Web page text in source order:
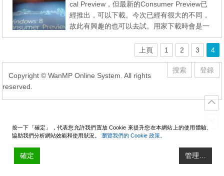
性分數。從下表所見，Lenovo得分達 281，
比起第二位的Toshiba高近10...
cal Preview，但最新的Consumer Preview已
經推出，可以下載。今次已經有很大的不同，
故此有興趣的也可以去試。用家下載時會是一
個EXE檔案，其後可按指示製作可啟動的光碟
或手指，安裝頗方便。 下載：http://go.micro
soft.com/fwlink/?LinkId=242045 Windows 8
Consumer Preview Setup will check to see if
your PC can run Windows 8 Consumer Previ
上頁 1 2 3 4
搜索 登錄
Copyright © WanMP Online System. All rights
reserved.
按一下「確定」，代表您允許我們置放 Cookie 來提升您在本網站上的使用體驗、
協助我們分析網站效能和使用狀況。 瀏覽我們的 Cookie 政策。
確定 管理…